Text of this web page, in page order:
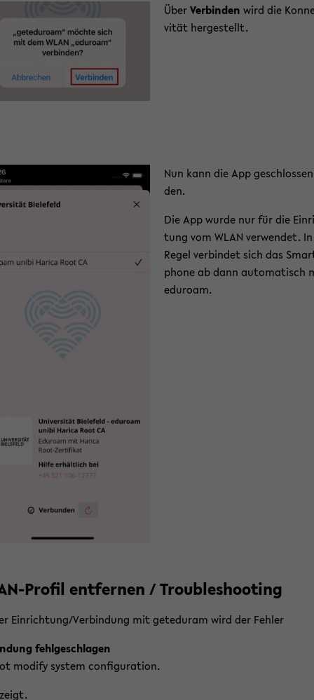
ÜberVer­bin­den wird die
vi­tät her­ge­stellt.
Nun kann die App
den.
Die App wurde nur für die
tung vom WLAN ver­wen­det.
Regel ver­bin­det sich das
pho­ne ab dann au­to­ma­tisch
edu­ro­am.
​Profil ent­fer­nen / Trou­ble­shoo­ting
Ein­rich­tung/Ver­bin­dung mit ge­te­du­ram wird der Feh­ler
fehl­ge­schla­gen
mo­di­fy sys­tem con­fi­gu­ra­ti­on.